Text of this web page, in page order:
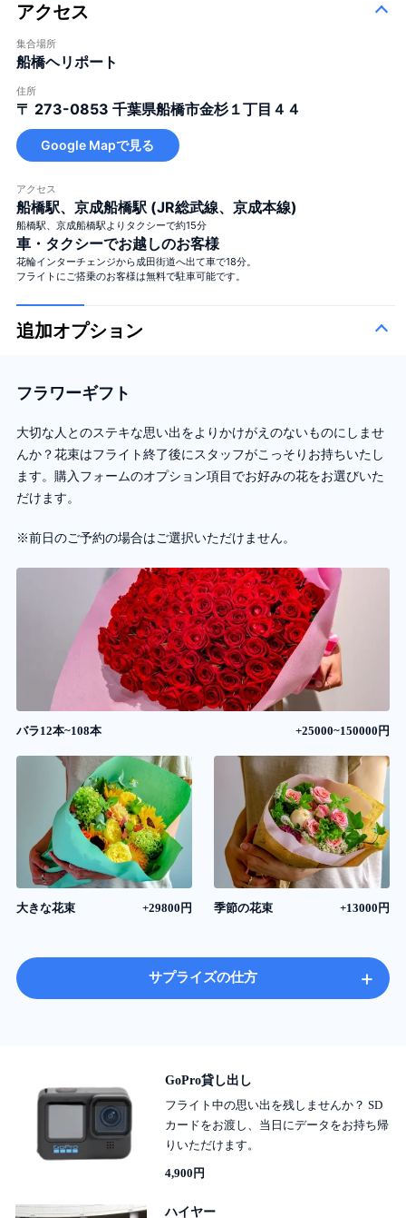
アクセス
集合場所
船橋ヘリポート
住所
〒 273-0853 千葉県船橋市金杉１丁目４４
Google Mapで見る
アクセス
船橋駅、京成船橋駅 (JR総武線、京成本線)
船橋駅、京成船橋駅よりタクシーで約15分
車・タクシーでお越しのお客様
花輪インターチェンジから成田街道へ出て車で18分。
フライトにご搭乗のお客様は無料で駐車可能です。
追加オプション
フラワーギフト
大切な人とのステキな思い出をよりかけがえのないものにしませ
んか？花束はフライト終了後にスタッフがこっそりお持ちいたし
ます。購入フォームのオプション項目でお好みの花をお選びいた
だけます。
※前日のご予約の場合はご選択いただけません。
バラ12本~108本 +25000~150000円
大きな花束 +29800円 季節の花束 +13000円
サプライズの仕方 +
GoPro貸し出し
フライト中の思い出を残しませんか？ SD
カードをお渡し、当日にデータをお持ち帰
りいただけます。
4,900円
ハイヤー